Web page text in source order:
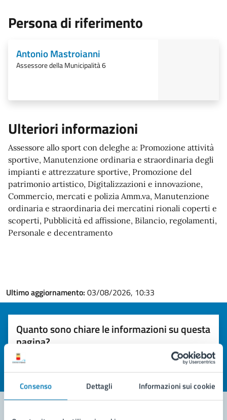
Consenso Dettagli Informazioni sui cookie
Persona di riferimento
Antonio Mastroianni
Assessore della Municipalità 6
Ulteriori informazioni
Assessore allo sport con deleghe a: Promozione attività
sportive, Manutenzione ordinaria e straordinaria degli
impianti e attrezzature sportive, Promozione del
patrimonio artistico, Digitalizzazioni e innovazione,
Commercio, mercati e polizia Amm.va, Manutenzione
ordinaria e straordinaria dei mercatini rionali coperti e
scoperti, Pubblicità ed affissione, Bilancio, regolamenti,
Personale e decentramento
Ultimo aggiornamento: 03/08/2026, 10:33
Quanto sono chiare le informazioni su questa
pagina?
Valuta la chiarezza delle informazioni (da 1 a 5 stelle)
Seleziona il numero di stelle per valutare la chiarezza delle